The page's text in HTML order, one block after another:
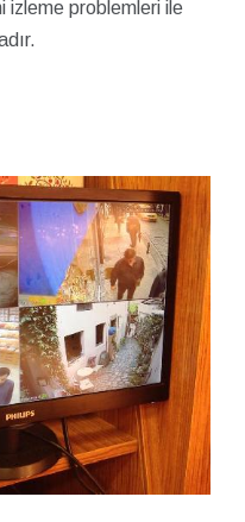
izleme problemleri ile